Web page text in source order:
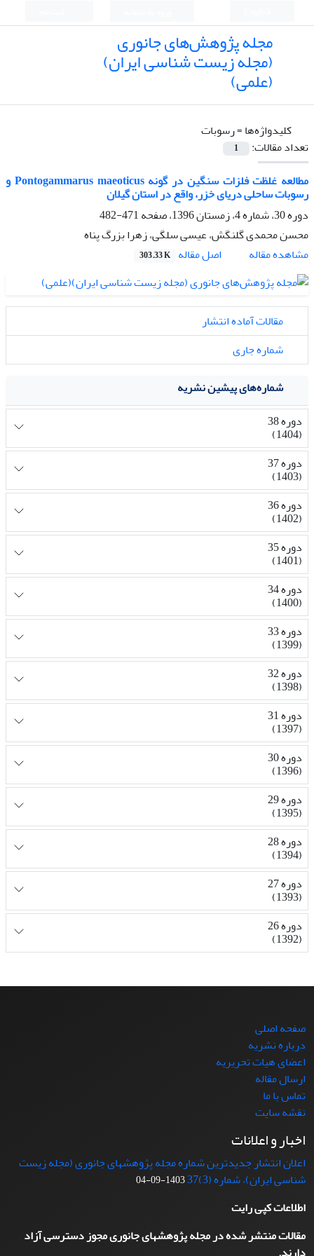
مجله پژوهش‌های جانوری
(مجله زیست شناسی ایران)
(علمی)
کلیدواژه‌ها =رسوبات
تعداد مقالات:
1
مطالعه غلظت فلزات سنگین در گونه Pontogammarus maeoticus و
رسوبات ساحلی دریای خزر، واقع در استان گیلان
دوره 30، شماره 4، زمستان 1396، صفحه
471-482
محسن محمدی گلنگش، عیسی سلگی، زهرا بزرگ پناه
مشاهده مقاله
اصل مقاله 303.33 K
مقالات آماده انتشار
شماره جاری
شماره‌های پیشین نشریه
دوره 38
(1404)
دوره 37
(1403)
دوره 36
(1402)
دوره 35
(1401)
دوره 34
(1400)
دوره 33
(1399)
دوره 32
(1398)
دوره 31
(1397)
دوره 30
(1396)
دوره 29
(1395)
دوره 28
(1394)
دوره 27
(1393)
دوره 26
(1392)
صفحه اصلی
درباره نشریه
اعضای هیات تحریریه
ارسال مقاله
تماس با ما
نقشه سایت
اخبار و اعلانات
اعلان انتشار جدیدترین شماره مجله پژوهشهای جانوری (مجله زیست
شناسی ایران)، شماره (3)37
1403-09-04
اطلاعات کپی رایت
مقالات منتشر شده در مجله پژوهشهای جانوری مجوز دسترسی آزاد